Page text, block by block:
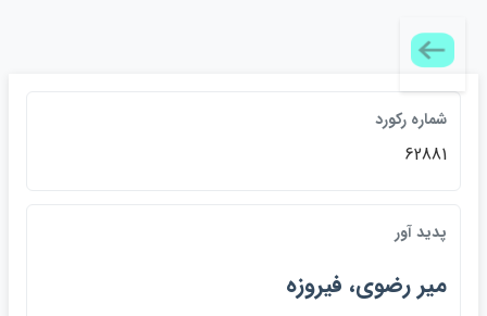
شماره ركورد
62881
پديد آور
مير رضوي، فيروزه